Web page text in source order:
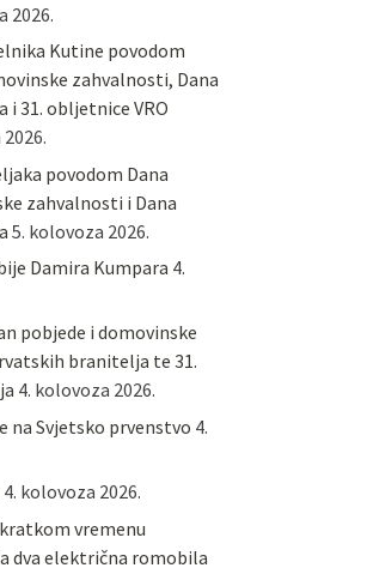
2026.
Kutine povodom
zahvalnosti, Dana
31. obljetnice VRO
povodom Dana
zahvalnosti i Dana
5. kolovoza 2026.
Damira Kumpara 4.
pobjede i domovinske
branitelja te 31.
4. kolovoza 2026.
na Svjetsko prvenstvo 4.
4. kolovoza 2026.
vremenu
dva električna romobila